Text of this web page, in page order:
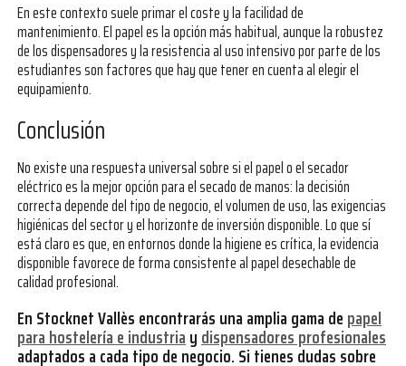
En este contexto suele primar el coste y la facilidad de
mantenimiento. El papel es la opción más habitual, aunque la robustez
de los dispensadores y la resistencia al uso intensivo por parte de los
estudiantes son factores que hay que tener en cuenta al elegir el
equipamiento.
Conclusión
No existe una respuesta universal sobre si el papel o el secador
eléctrico es la mejor opción para el secado de manos: la decisión
correcta depende del tipo de negocio, el volumen de uso, las exigencias
higiénicas del sector y el horizonte de inversión disponible. Lo que sí
está claro es que, en entornos donde la higiene es crítica, la evidencia
disponible favorece de forma consistente al papel desechable de
calidad profesional.
En Stocknet Vallès encontrarás una amplia gama de papel
para hostelería e industriaydispensadores profesionales
adaptados a cada tipo de negocio. Si tienes dudas sobre